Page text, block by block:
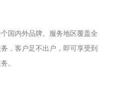
国内外品牌。服务地区覆盖全
，客户足不出户，即可享受到
。